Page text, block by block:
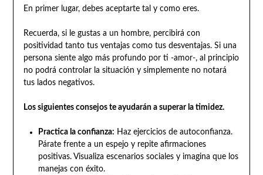
En primer lugar, debes aceptarte tal y como eres.
Recuerda, si le gustas a un hombre, percibirá con
positividad tanto tus ventajas como tus desventajas. Si una
persona siente algo más profundo por ti -amor-, al principio
no podrá controlar la situación y simplemente no notará
tus lados negativos.
Los siguientes consejos te ayudarán a superar la timidez.
Practica la confianza: Haz ejercicios de autoconfianza.
Párate frente a un espejo y repite afirmaciones
positivas. Visualiza escenarios sociales y imagina que los
manejas con éxito.